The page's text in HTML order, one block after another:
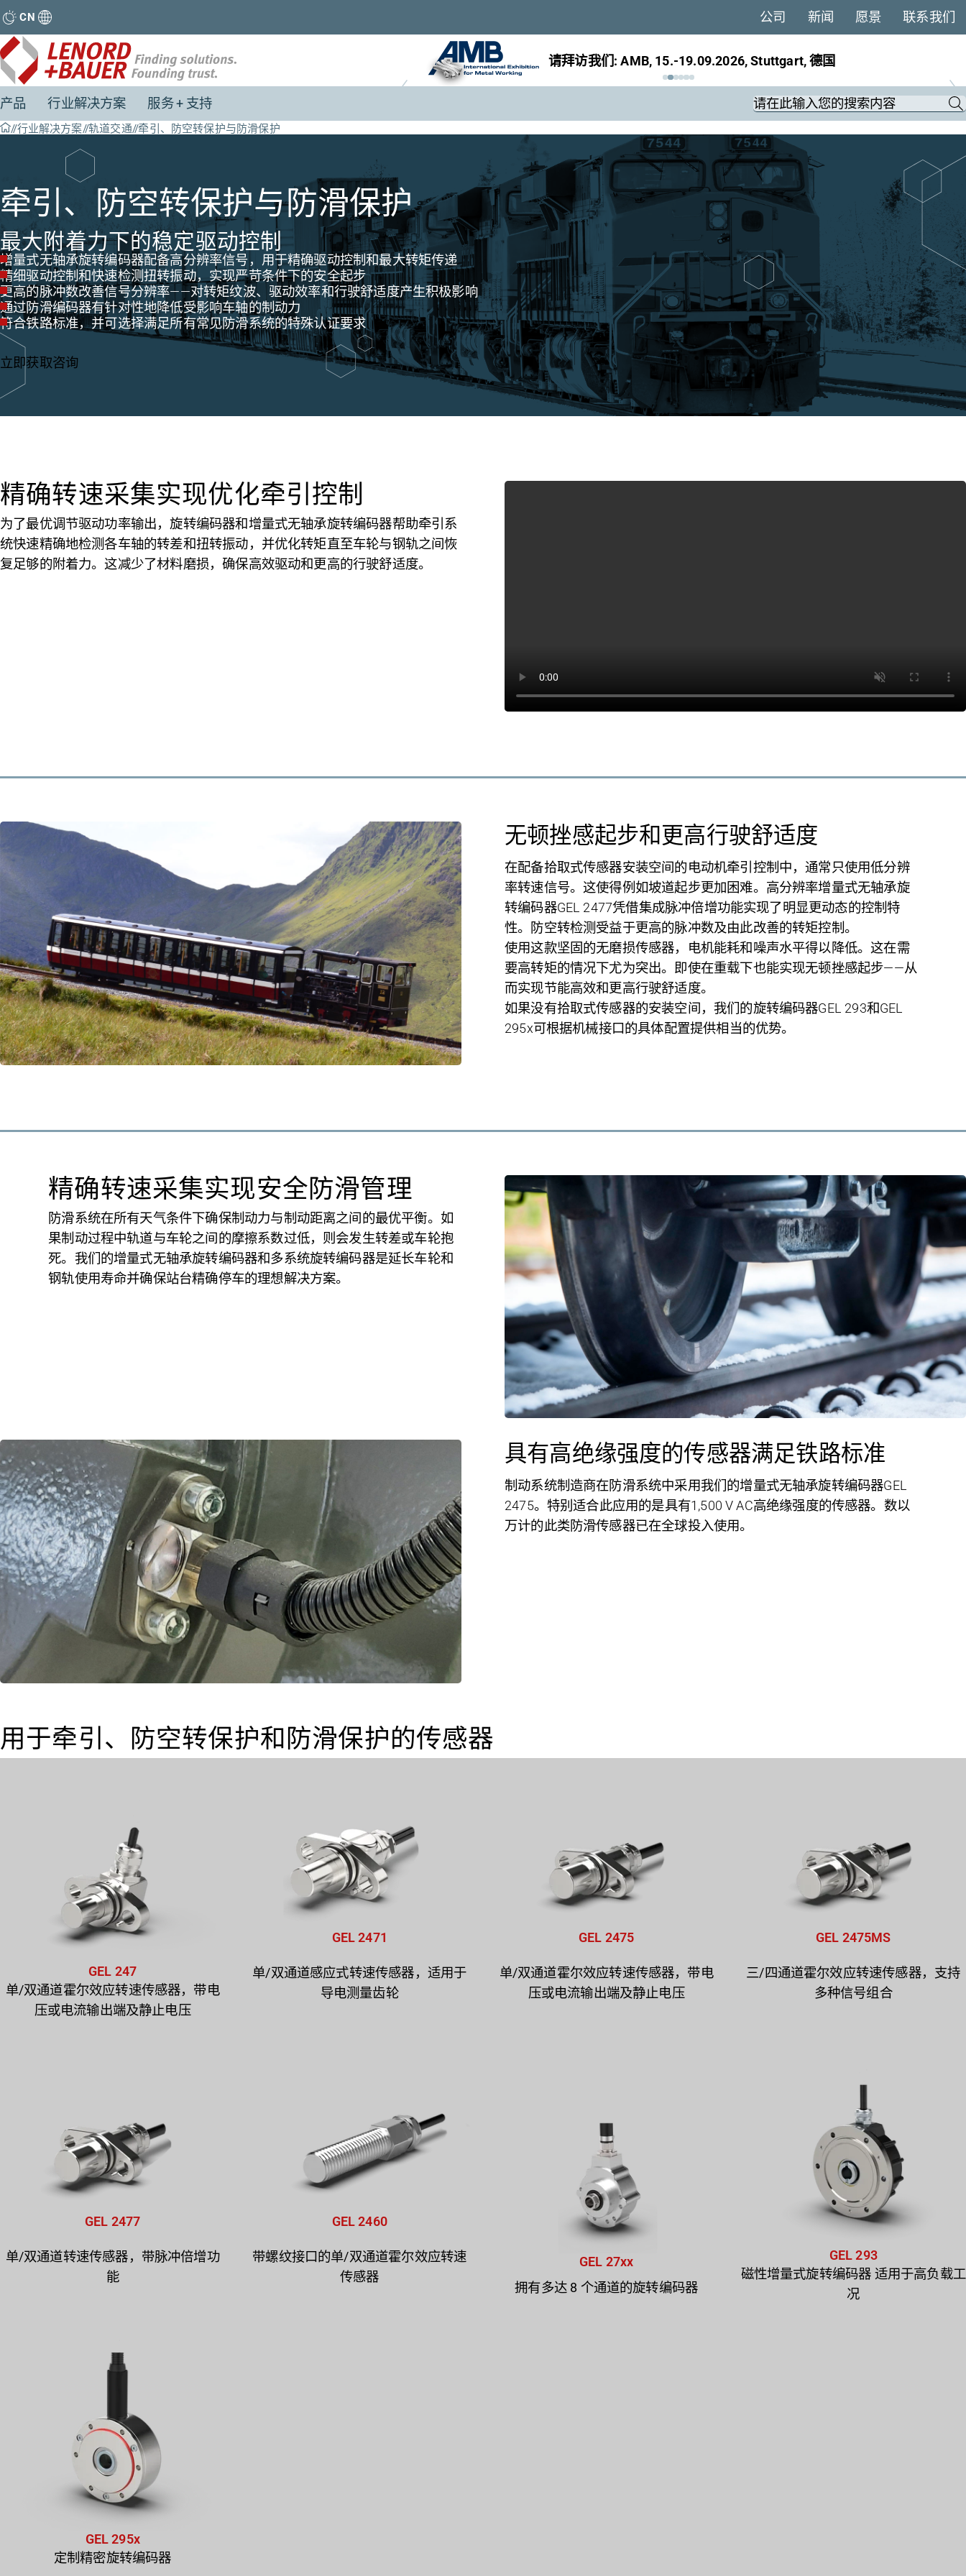
CN 公司 新闻 愿景 联系我们
请拜访我们: InnoTrans, 22.-25.09.2026, Berlin, 德国
产品 行业解决方案 服务 + 支持 Keywords
行业解决方案 轨道交通 牵引、防空转保护与防滑保护
牵引、防空转保护与防滑保护
最大附着力下的稳定驱动控制
增量式无轴承旋转编码器配备高分辨率信号，用于精确驱动控制和最大转矩传递
精细驱动控制和快速检测扭转振动，实现严苛条件下的安全起步
更高的脉冲数改善信号分辨率——对转矩纹波、驱动效率和行驶舒适度产生积极影响
通过防滑编码器有针对性地降低受影响车轴的制动力
符合铁路标准，并可选择满足所有常见防滑系统的特殊认证要求
立即获取咨询
精确转速采集实现优化牵引控制
为了最优调节驱动功率输出，旋转编码器和增量式无轴承旋转编码器帮助牵引系
统快速精确地检测各车轴的转差和扭转振动，并优化转矩直至车轮与钢轨之间恢
复足够的附着力。这减少了材料磨损，确保高效驱动和更高的行驶舒适度。
无顿挫感起步和更高行驶舒适度
在配备拾取式传感器安装空间的电动机牵引控制中，通常只使用低分辨
率转速信号。这使得例如坡道起步更加困难。高分辨率增量式无轴承旋
转编码器GEL 2477凭借集成脉冲倍增功能实现了明显更动态的控制特
性。防空转检测受益于更高的脉冲数及由此改善的转矩控制。
使用这款坚固的无磨损传感器，电机能耗和噪声水平得以降低。这在需
要高转矩的情况下尤为突出。即使在重载下也能实现无顿挫感起步——从
而实现节能高效和更高行驶舒适度。
如果没有拾取式传感器的安装空间，我们的旋转编码器GEL 293和GEL
295x可根据机械接口的具体配置提供相当的优势。
精确转速采集实现安全防滑管理
防滑系统在所有天气条件下确保制动力与制动距离之间的最优平衡。如
果制动过程中轨道与车轮之间的摩擦系数过低，则会发生转差或车轮抱
死。我们的增量式无轴承旋转编码器和多系统旋转编码器是延长车轮和
钢轨使用寿命并确保站台精确停车的理想解决方案。
具有高绝缘强度的传感器满足铁路标准
制动系统制造商在防滑系统中采用我们的增量式无轴承旋转编码器GEL
2475。特别适合此应用的是具有1,500 V AC高绝缘强度的传感器。数以
万计的此类防滑传感器已在全球投入使用。
用于牵引、防空转保护和防滑保护的传感器
GEL 247
单/双通道霍尔效应转速传感器，带电
压或电流输出端及静止电压
GEL 2471
单/双通道感应式转速传感器，适用于
导电测量齿轮
GEL 2475
单/双通道霍尔效应转速传感器，带电
压或电流输出端及静止电压
GEL 2475MS
三/四通道霍尔效应转速传感器，支持
多种信号组合
GEL 2477
单/双通道转速传感器，带脉冲倍增功
能
GEL 2460
带螺纹接口的单/双通道霍尔效应转速
传感器
GEL 27xx
拥有多达 8 个通道的旋转编码器
GEL 293
磁性增量式旋转编码器 适用于高负载工
况
GEL 295x
定制精密旋转编码器